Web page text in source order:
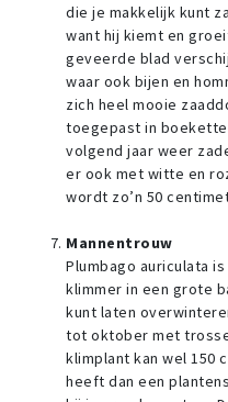
die je makkelijk kunt
want hij kiemt en
geveerde blad
waar ook bijen en
zich heel mooie
toegepast in
volgend jaar weer
er ook met witte en
wordt zo’n 50
Mannentrouw
Plumbago auriculata
klimmer in een grote
kunt laten
tot oktober met
klimplant kan wel 150
heeft dan een